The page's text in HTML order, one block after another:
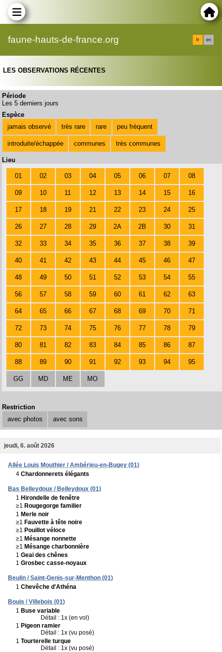
faune-hauts-de-france.org fr en
LES OBSERVATIONS RÉCENTES
Période
Les 5 derniers jours
Espèce
jamais observé
très rare rare peu fréquent
introduite/échappée communes très communes
Lieu
01 02 03 04 05 06 07 08
09 10 11 12 13 14 15 16
17 18 19 21 22 23 24 25
26 27 28 29 2A 2B 30 31
32 33 34 35 36 37 38 39
40 41 42 43 44 45 46 47
48 49 50 51 52 53 54 55
56 57 58 59 60 61 62 63
64 65 66 67 68 69 70 71
72 73 74 75 76 77 78 79
80 81 82 83 84 85 86 87
88 89 90 91 92 93 94 95
GG MD ME MO
Restriction
avec photos
avec sons
jeudi, 6. août 2026
Allée Louis Mouthier / Ambérieu-en-Bugey (01)
4 Chardonnerets élégants
Bas Belleydoux / Belleydoux (01)
1 Hirondelle de fenêtre
≥1 Rougegorge familier
1 Merle noir
≥1 Fauvette à tête noire
≥1 Pouillot véloce
≥1 Mésange nonnette
≥1 Mésange charbonnière
1 Geai des chênes
1 Grosbec casse-noyaux
Beulin / Saint-Genis-sur-Menthon (01)
1 Chevêche d'Athéna
Bouis / Villebois (01)
1 Buse variable
Détail : 1x (en vol)
1 Pigeon ramier
Détail : 1x (vu posé)
1 Tourterelle turque
Détail : 1x (vu posé)